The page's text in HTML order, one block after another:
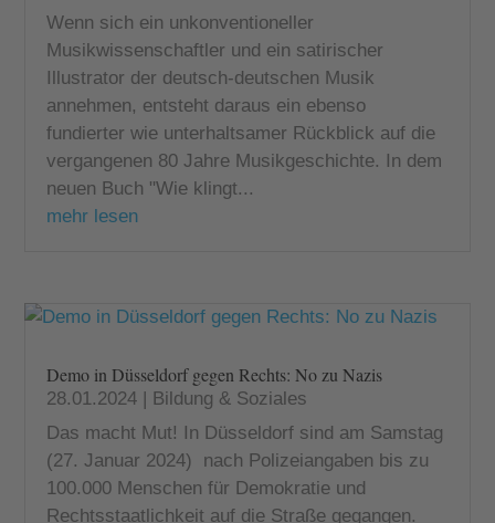
Wenn sich ein unkonventioneller
Musikwissenschaftler und ein satirischer
Illustrator der deutsch-deutschen Musik
annehmen, entsteht daraus ein ebenso
fundierter wie unterhaltsamer Rückblick auf die
vergangenen 80 Jahre Musikgeschichte. In dem
neuen Buch "Wie klingt...
mehr lesen
Demo in Düsseldorf gegen Rechts: No zu Nazis
28.01.2024
Bildung & Soziales
Das macht Mut! In Düsseldorf sind am Samstag
(27. Januar 2024) nach Polizeiangaben bis zu
100.000 Menschen für Demokratie und
Rechtsstaatlichkeit auf die Straße gegangen.